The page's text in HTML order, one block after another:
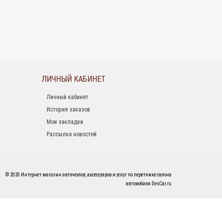
ЛИЧНЫЙ КАБИНЕТ
Личный кабинет
История заказов
Мои закладки
Рассылка новостей
© 2020 Интернет-магазин авточехлов, аксессуаров и услуг по перетяжке салона
автомобиля DesCar.ru